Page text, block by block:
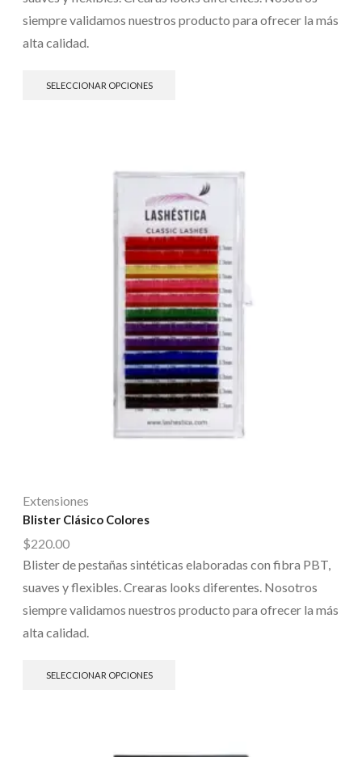
siempre validamos nuestros producto para ofrecer la más
alta calidad.
SELECCIONAR OPCIONES
Extensiones
Blister Clásico Colores
$220.00
Blister de pestañas sintéticas elaboradas con fibra PBT,
suaves y flexibles. Crearas looks diferentes. Nosotros
siempre validamos nuestros producto para ofrecer la más
alta calidad.
SELECCIONAR OPCIONES